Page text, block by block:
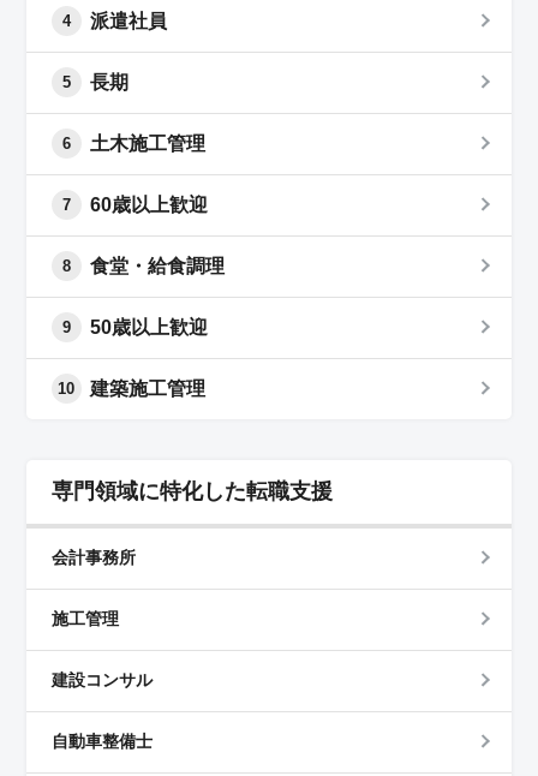
4 派遣社員
5 長期
6 土木施工管理
7 60歳以上歓迎
8 食堂・給食調理
9 50歳以上歓迎
10 建築施工管理
専門領域に特化した転職支援
会計事務所
施工管理
建設コンサル
自動車整備士